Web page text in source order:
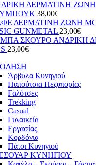
ΔΕΡΜΑΤΙΝΗ ΖΩΝΗ
38,00€
ΔΕΡΜΑΤΙΝΗ ΖΩΝΗ
GUNMETAL 23,00€
ΣΚΟΥΡΟ ΑΝΔΡΙΚΗ
23,00€
Άρβυλα Κυνηγιού
Παπούτσια Πεζοπορίας
Γαλότσες
Trekking
Casual
Γυναικεία
Εργασίας
Κορδόνια
Πάτοι Κυνηγιού
ΚΥΝΗΓΙΟΥ